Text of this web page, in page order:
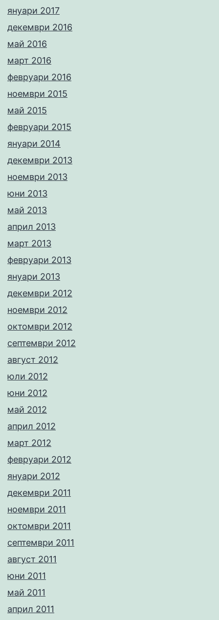
януари 2017
декември 2016
май 2016
март 2016
февруари 2016
ноември 2015
май 2015
февруари 2015
януари 2014
декември 2013
ноември 2013
юни 2013
май 2013
април 2013
март 2013
февруари 2013
януари 2013
декември 2012
ноември 2012
октомври 2012
септември 2012
август 2012
юли 2012
юни 2012
май 2012
април 2012
март 2012
февруари 2012
януари 2012
декември 2011
ноември 2011
октомври 2011
септември 2011
август 2011
юни 2011
май 2011
април 2011